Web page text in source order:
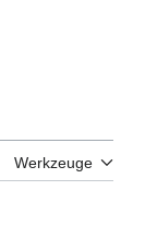
Werkzeuge